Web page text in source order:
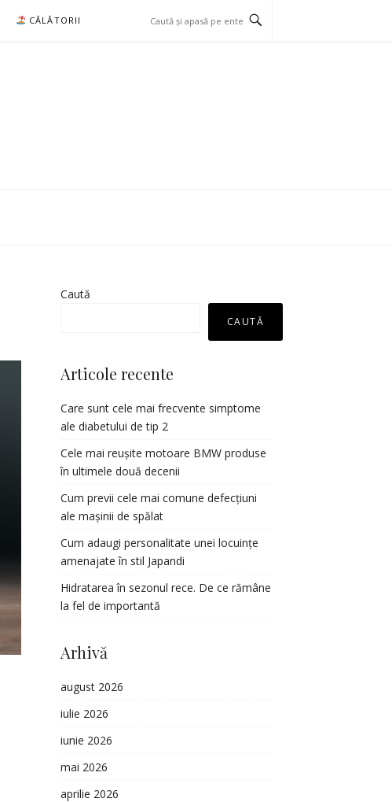
CĂLĂTORII
Caută
CAUTĂ
Articole recente
Care sunt cele mai frecvente simptome
ale diabetului de tip 2
Cele mai reușite motoare BMW produse
în ultimele două decenii
Cum previi cele mai comune defecțiuni
ale mașinii de spălat
Cum adaugi personalitate unei locuințe
amenajate în stil Japandi
Hidratarea în sezonul rece. De ce rămâne
la fel de importantă
Arhivă
august 2026
iulie 2026
iunie 2026
mai 2026
aprilie 2026